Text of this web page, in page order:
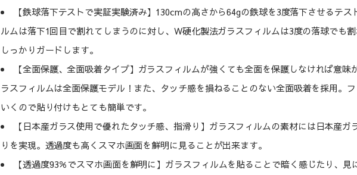
【鉄球落下テストで実証実験済み】130cmの高さから64gの鉄球を3度落下させるテ
ルムは落下1回目で割れてしまうのに対し、W硬化製法ガラスフィルムは3度の落球でも
しっかりガードします。
【全面保護、全面吸着タイプ】ガラスフィルムが強くても全面を保護しなければ意
ラスフィルムは全面保護モデル！また、タッチ感を損ねることのない全面吸着を採用。
いくので貼り付けもとても簡単です。
【日本産ガラス使用で優れたタッチ感、指滑り】ガラスフィルムの素材には日本産
りを実現。透過度も高くスマホ画面を鮮明に見ることが出来ます。
【透過度93％でスマホ画面を鮮明に】ガラスフィルムを貼ることで暗く感じたり、見